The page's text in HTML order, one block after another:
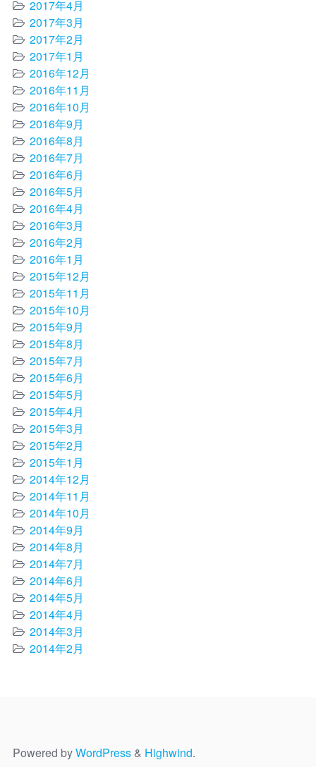
2017年4月
2017年3月
2017年2月
2017年1月
2016年12月
2016年11月
2016年10月
2016年9月
2016年8月
2016年7月
2016年6月
2016年5月
2016年4月
2016年3月
2016年2月
2016年1月
2015年12月
2015年11月
2015年10月
2015年9月
2015年8月
2015年7月
2015年6月
2015年5月
2015年4月
2015年3月
2015年2月
2015年1月
2014年12月
2014年11月
2014年10月
2014年9月
2014年8月
2014年7月
2014年6月
2014年5月
2014年4月
2014年3月
2014年2月
Powered byWordPress & Highwind.